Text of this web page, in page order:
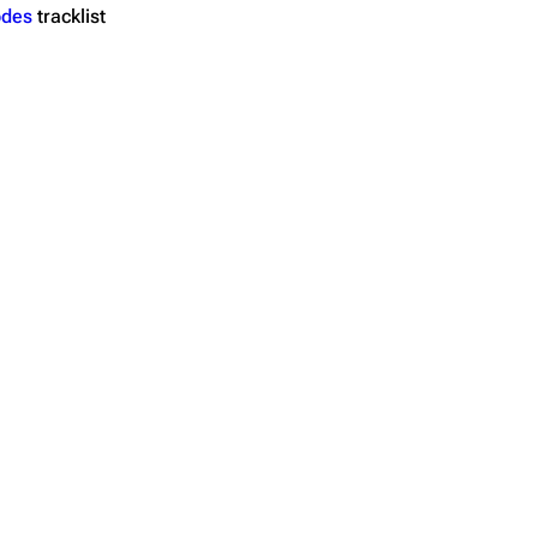
tracklist